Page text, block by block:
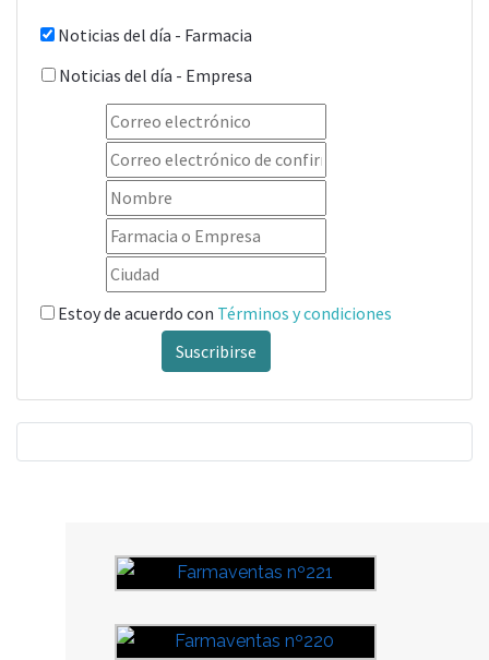
Noticias del día - Farmacia
Noticias del día - Empresa
Estoy de acuerdo con Términos y condiciones
Suscribirse